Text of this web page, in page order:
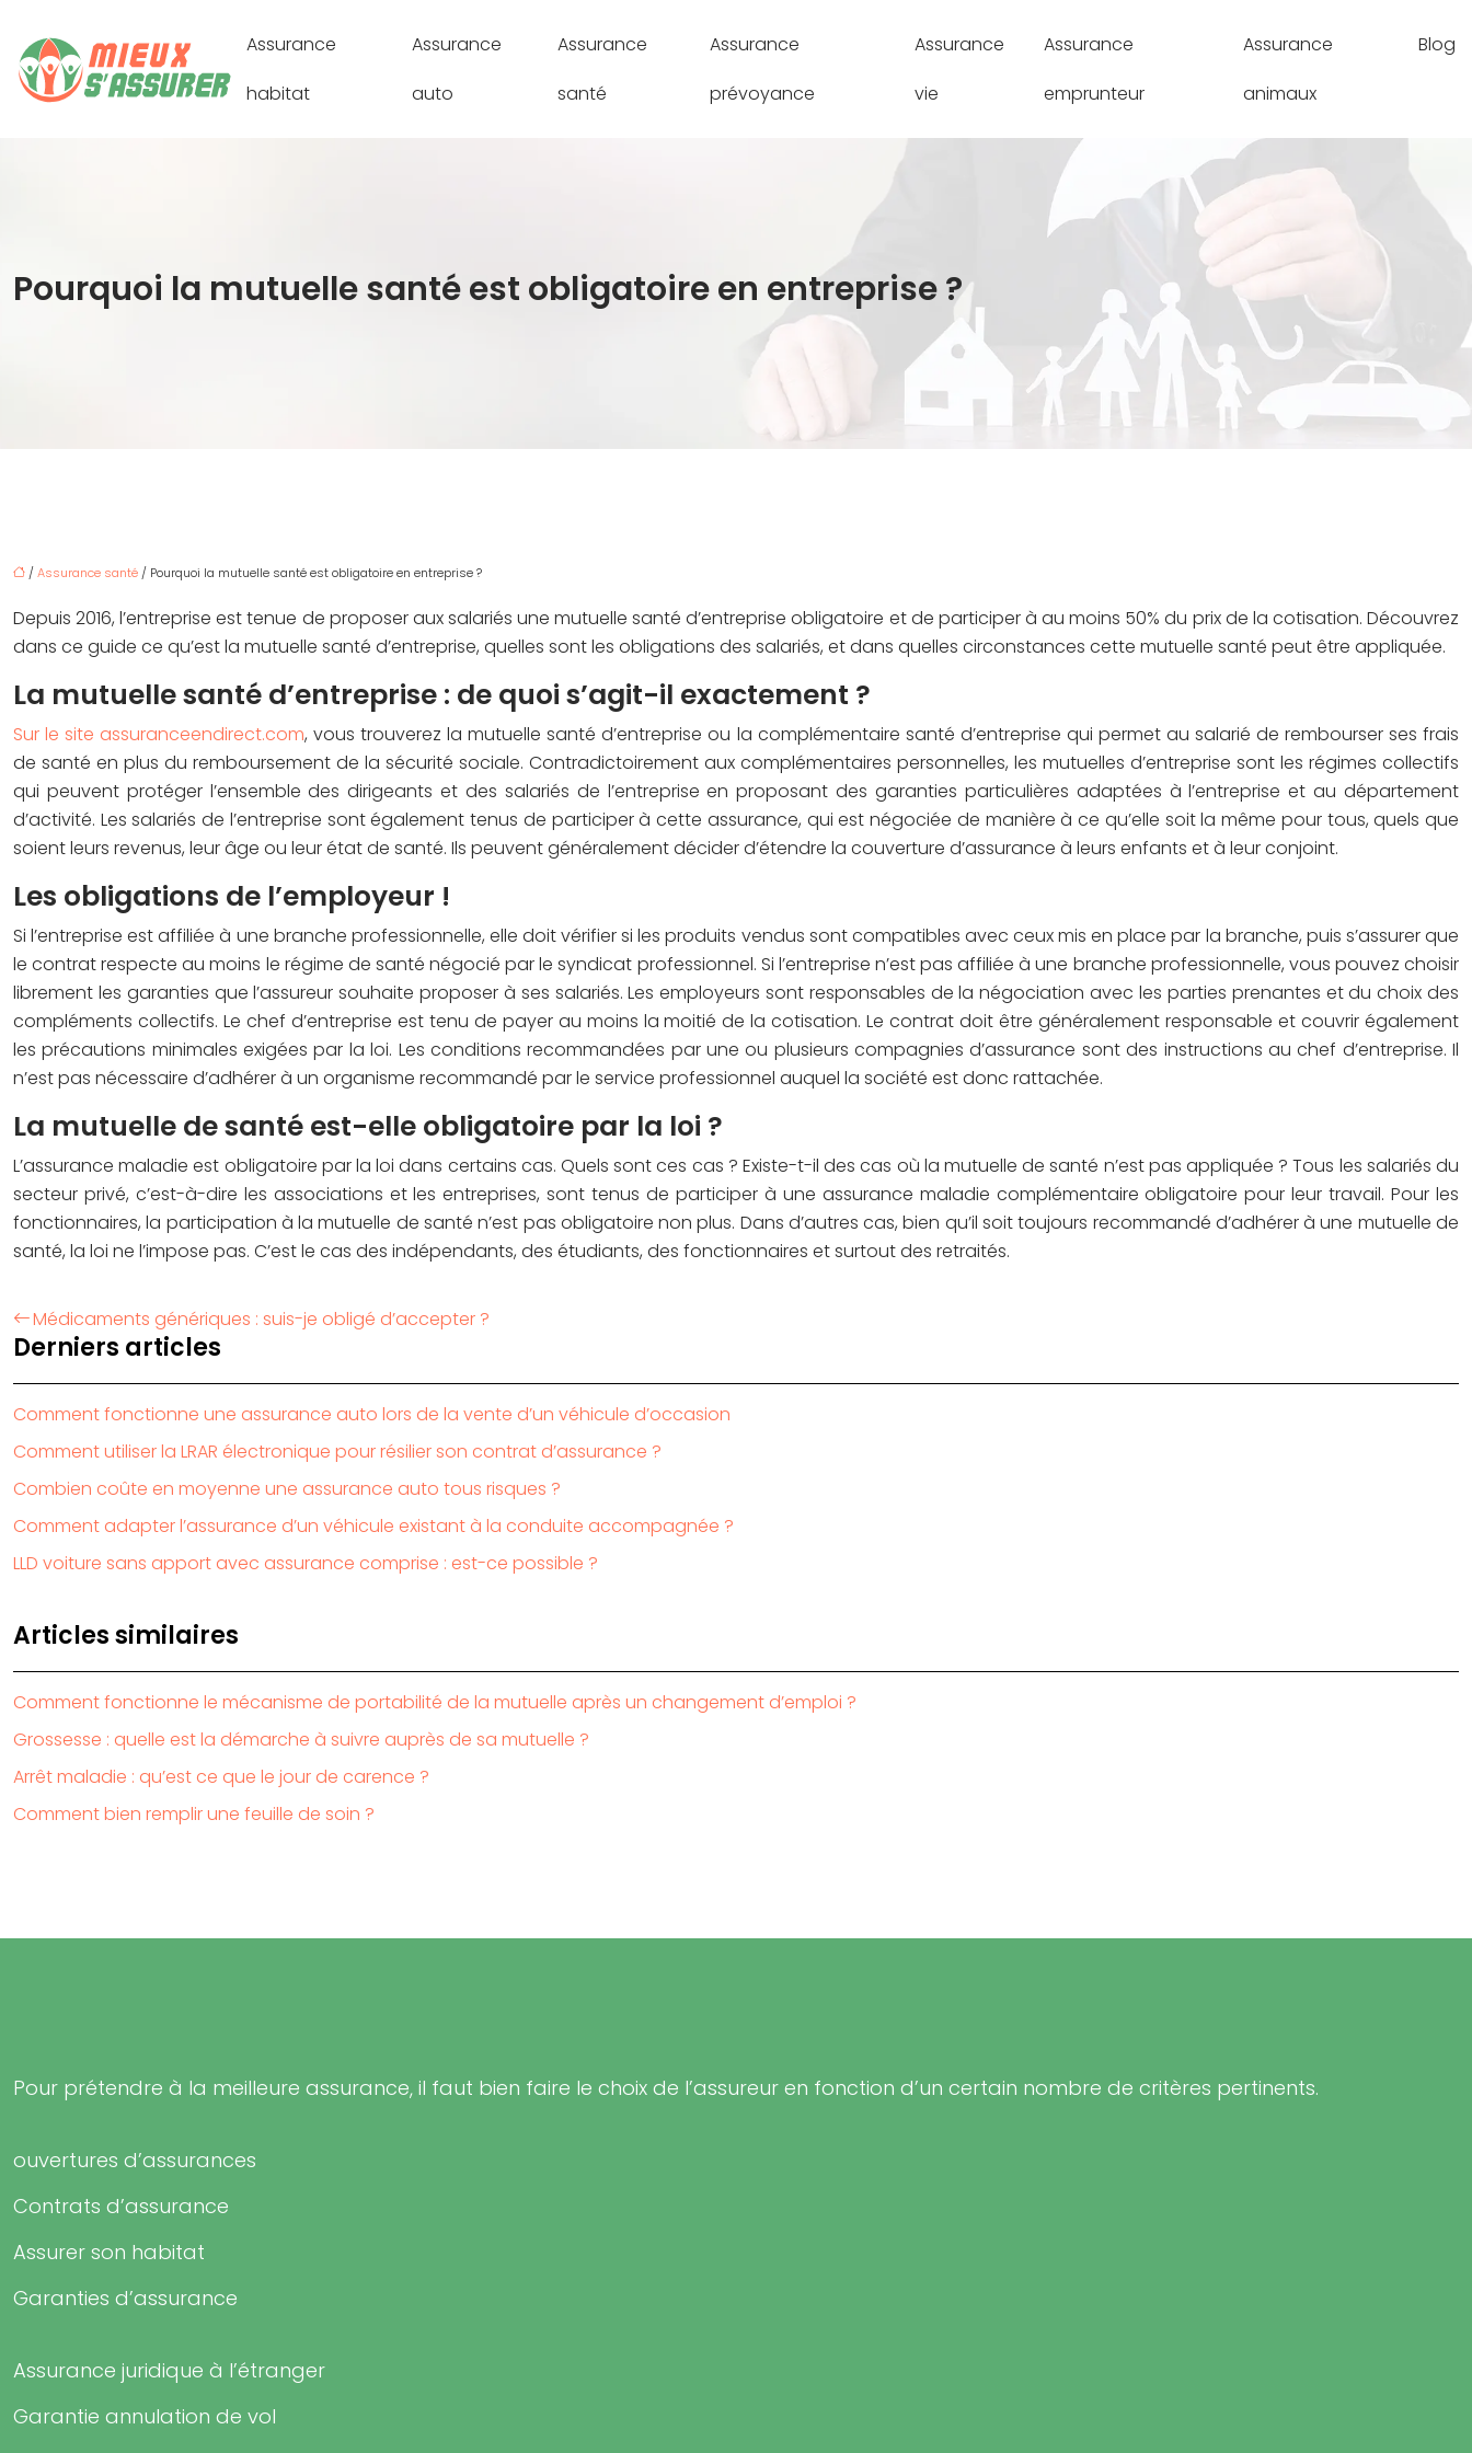
Assurance
habitat
Assurance
auto
Assurance
santé
Assurance
prévoyance
Assurance
vie
Assurance
emprunteur
Assurance
animaux
Blog
Pourquoi la mutuelle santé est obligatoire en entreprise ?
/Assurance santé / Pourquoi la mutuelle santé est obligatoire en entreprise ?
Depuis 2016, l’entreprise est tenue de proposer aux salariés une mutuelle santé d’entreprise obligatoire et de participer à au moins 50% du prix de la cotisation. Découvrez
dans ce guide ce qu’est la mutuelle santé d’entreprise, quelles sont les obligations des salariés, et dans quelles circonstances cette mutuelle santé peut être appliquée.
La mutuelle santé d’entreprise : de quoi s’agit-il exactement ?
Sur le site assuranceendirect.com, vous trouverez la mutuelle santé d’entreprise ou la complémentaire santé d’entreprise qui permet au salarié de rembourser ses frais
de santé en plus du remboursement de la sécurité sociale. Contradictoirement aux complémentaires personnelles, les mutuelles d’entreprise sont les régimes collectifs
qui peuvent protéger l’ensemble des dirigeants et des salariés de l’entreprise en proposant des garanties particulières adaptées à l’entreprise et au département
d’activité. Les salariés de l’entreprise sont également tenus de participer à cette assurance, qui est négociée de manière à ce qu’elle soit la même pour tous, quels que
soient leurs revenus, leur âge ou leur état de santé. Ils peuvent généralement décider d’étendre la couverture d’assurance à leurs enfants et à leur conjoint.
Les obligations de l’employeur !
Si l’entreprise est affiliée à une branche professionnelle, elle doit vérifier si les produits vendus sont compatibles avec ceux mis en place par la branche, puis s’assurer que
le contrat respecte au moins le régime de santé négocié par le syndicat professionnel. Si l’entreprise n’est pas affiliée à une branche professionnelle, vous pouvez choisir
librement les garanties que l’assureur souhaite proposer à ses salariés. Les employeurs sont responsables de la négociation avec les parties prenantes et du choix des
compléments collectifs. Le chef d’entreprise est tenu de payer au moins la moitié de la cotisation. Le contrat doit être généralement responsable et couvrir également
les précautions minimales exigées par la loi. Les conditions recommandées par une ou plusieurs compagnies d’assurance sont des instructions au chef d’entreprise. Il
n’est pas nécessaire d’adhérer à un organisme recommandé par le service professionnel auquel la société est donc rattachée.
La mutuelle de santé est-elle obligatoire par la loi ?
L’assurance maladie est obligatoire par la loi dans certains cas. Quels sont ces cas ? Existe-t-il des cas où la mutuelle de santé n’est pas appliquée ? Tous les salariés du
secteur privé, c’est-à-dire les associations et les entreprises, sont tenus de participer à une assurance maladie complémentaire obligatoire pour leur travail. Pour les
fonctionnaires, la participation à la mutuelle de santé n’est pas obligatoire non plus. Dans d’autres cas, bien qu’il soit toujours recommandé d’adhérer à une mutuelle de
santé, la loi ne l’impose pas. C’est le cas des indépendants, des étudiants, des fonctionnaires et surtout des retraités.
Médicaments génériques : suis-je obligé d’accepter ?
Derniers articles
Comment fonctionne une assurance auto lors de la vente d’un véhicule d’occasion
Comment utiliser la LRAR électronique pour résilier son contrat d’assurance ?
Combien coûte en moyenne une assurance auto tous risques ?
Comment adapter l’assurance d’un véhicule existant à la conduite accompagnée ?
LLD voiture sans apport avec assurance comprise : est-ce possible ?
Articles similaires
Comment fonctionne le mécanisme de portabilité de la mutuelle après un changement d’emploi ?
Grossesse : quelle est la démarche à suivre auprès de sa mutuelle ?
Arrêt maladie : qu’est ce que le jour de carence ?
Comment bien remplir une feuille de soin ?
Pour prétendre à la meilleure assurance, il faut bien faire le choix de l’assureur en fonction d’un certain nombre de critères pertinents.
ouvertures d’assurances
Contrats d’assurance
Assurer son habitat
Garanties d’assurance
Assurance juridique à l’étranger
Garantie annulation de vol